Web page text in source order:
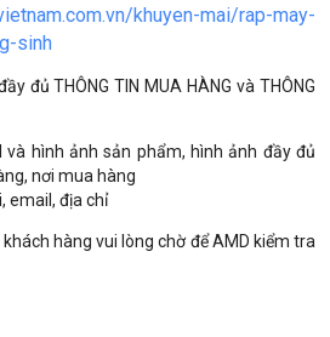
khuyen-mai/rap-may-
sinh
đủ THÔNG TIN MUA HÀNG và THÔNG
và hình ảnh sản phẩm, hình ảnh đầy đủ
nơi mua hàng
email, địa chỉ
hàng vui lòng chờ để AMD kiểm tra